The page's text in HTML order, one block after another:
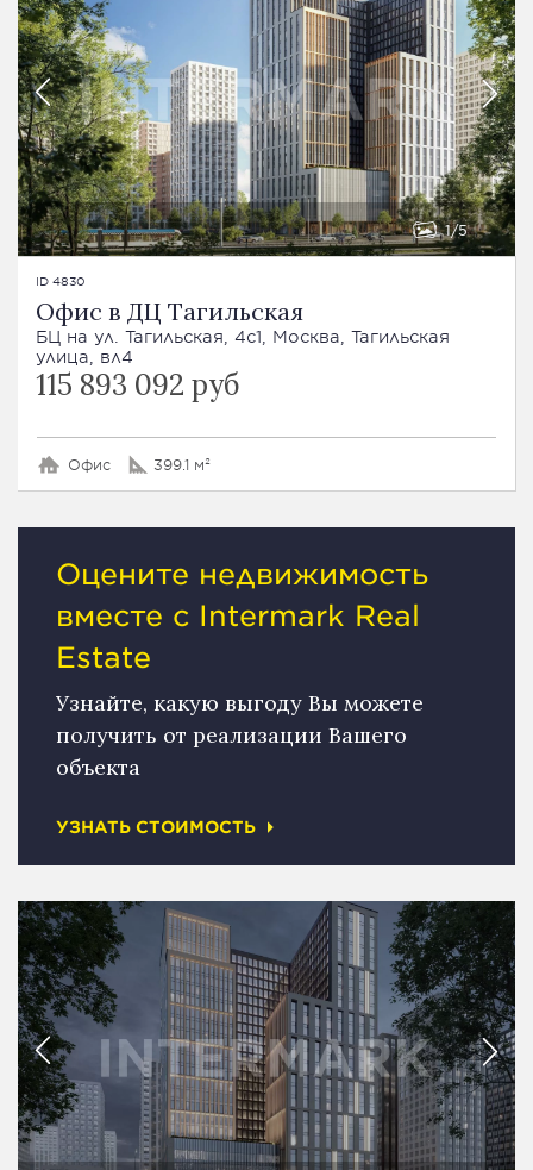
1 5
ID 4830
Офис в ДЦ Тагильская
БЦ на ул. Тагильская, 4с1, Москва, Тагильская
улица, вл4
115 893 092 руб
Офис 399.1 м²
Оцените недвижимость
вместе с Intermark Real
Estate
Узнайте, какую выгоду Вы можете
получить от реализации Вашего
объекта
УЗНАТЬ СТОИМОСТЬ